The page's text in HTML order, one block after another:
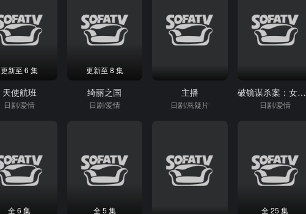
更新至 6 集
天使航班
日剧/爱情
更新至 8 集
绮丽之国
日剧/爱情
主播
日剧/悬疑片
破镜谋杀案：女演员杀人事件
日剧/爱情
全 6 集 全 5 集 全 25 集